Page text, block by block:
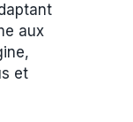
aux
et